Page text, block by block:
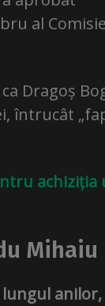
al
Dragoș
întrucât
achiziția
Mihaiu
anilor,